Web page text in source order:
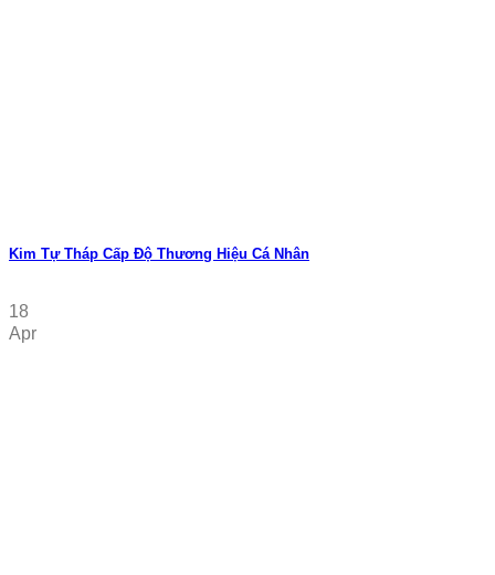
Kim Tự Tháp Cấp Độ Thương Hiệu Cá Nhân
18
Apr